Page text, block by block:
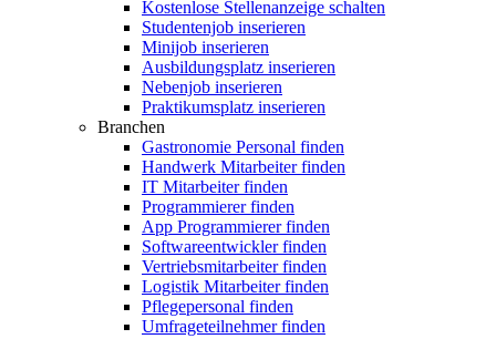
Kostenlose Stellenanzeige schalten
Studentenjob inserieren
Minijob inserieren
Ausbildungsplatz inserieren
Nebenjob inserieren
Praktikumsplatz inserieren
Branchen
Gastronomie Personal finden
Handwerk Mitarbeiter finden
IT Mitarbeiter finden
Programmierer finden
App Programmierer finden
Softwareentwickler finden
Vertriebsmitarbeiter finden
Logistik Mitarbeiter finden
Pflegepersonal finden
Umfrageteilnehmer finden